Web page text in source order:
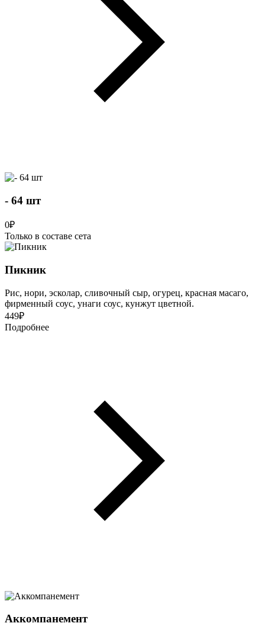
- 64 шт
0₽
Только в составе сета
Пикник
Рис, нори, эсколар, сливочный сыр, огурец, красная масаго,
фирменный соус, унаги соус, кунжут цветной.
449₽
Подробнее
Аккомпанемент